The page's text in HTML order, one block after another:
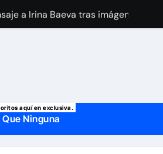
a Irina Baeva tras imágenes
aquí en exclusiva.
Ninguna